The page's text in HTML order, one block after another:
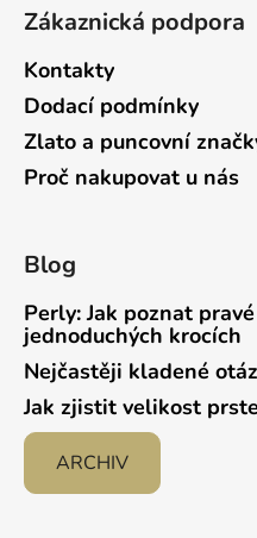
Zákaznická podpora
Kontakty
Dodací podmínky
Zlato a puncovní
Proč nakupovat u nás
Blog
Perly: Jak poznat
jednoduchých krocích
Nejčastěji kladené
Jak zjistit velikost
ARCHIV